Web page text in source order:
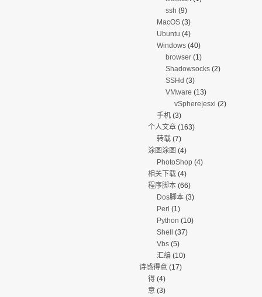
ssh (9)
MacOS(3)
Ubuntu (4)
Windows(40)
browser(1)
Shadowsocks(2)
SSHd (3)
VMware (13)
vSphere|esxi (2)
手机(3)
个人文章(163)
转载(7)
涂图涂图 (4)
PhotoShop(4)
相关下载(4)
程序脚本(66)
Dos脚本(3)
Perl (1)
Python (10)
Shell (37)
Vbs(5)
汇编 (10)
诗感得意(17)
得(4)
意(3)